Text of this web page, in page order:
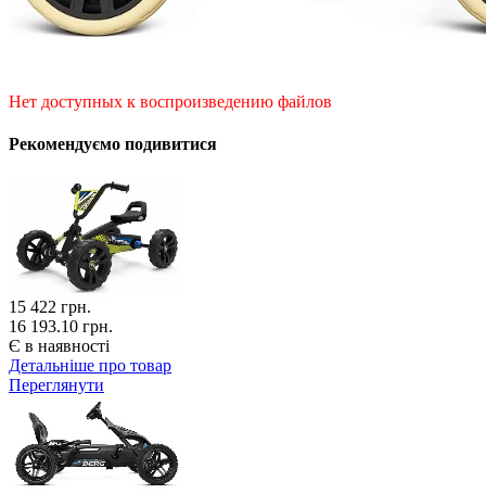
Нет доступных к воспроизведению файлов
Рекомендуємо подивитися
15 422 грн.
16 193.10 грн.
Є в наявності
Детальніше про товар
Переглянути